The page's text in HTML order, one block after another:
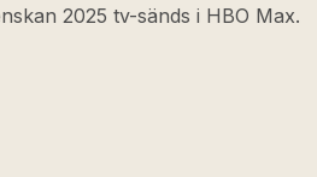
2025 tv-sänds i HBO Max.